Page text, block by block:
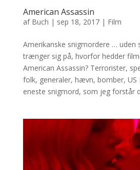
American Assassin
af Buch | sep 18, 2017| Film
Amerikanske snigmordere … uden
trænger sig på, hvorfor hedder
American Assassin? Terrorister,
folk, generaler, hævn, bomber,
eneste snigmord, som jeg forstår